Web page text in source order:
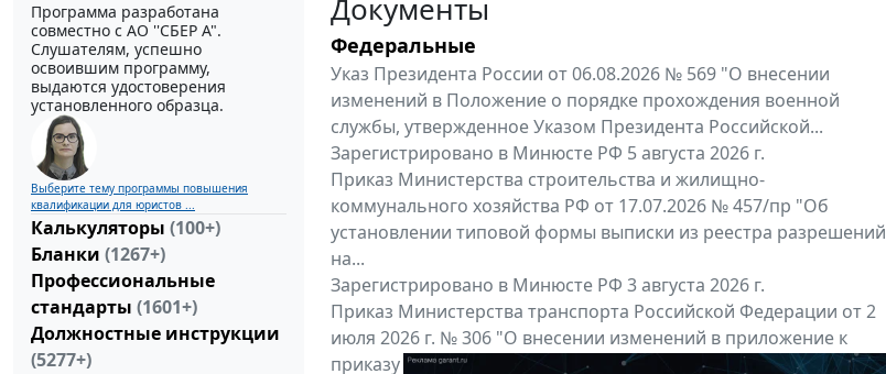
Программа разработана
совместно с АО ''СБЕР А".
Слушателям, успешно
освоившим программу,
выдаются удостоверения
установленного образца.
Выберите тему программы повышения
квалификации для юристов ...
Калькуляторы (100+)
Бланки (1267+)
Профессиональные
стандарты (1601+)
Должностные инструкции
(5277+)
Документы
Федеральные
Указ Президента России от 06.08.2026 № 569 "О внесении
изменений в Положение о порядке прохождения военной
службы, утвержденное Указом Президента Российской...
Зарегистрировано в Минюсте РФ 5 августа 2026 г.
Приказ Министерства строительства и жилищно-
коммунального хозяйства РФ от 17.07.2026 № 457/пр "Об
установлении типовой формы выписки из реестра разрешений
на...
Зарегистрировано в Минюсте РФ 3 августа 2026 г.
Приказ Министерства транспорта Российской Федерации от 2
июля 2026 г. № 306 "О внесении изменений в приложение к
приказу Министерства транспорта Российской...